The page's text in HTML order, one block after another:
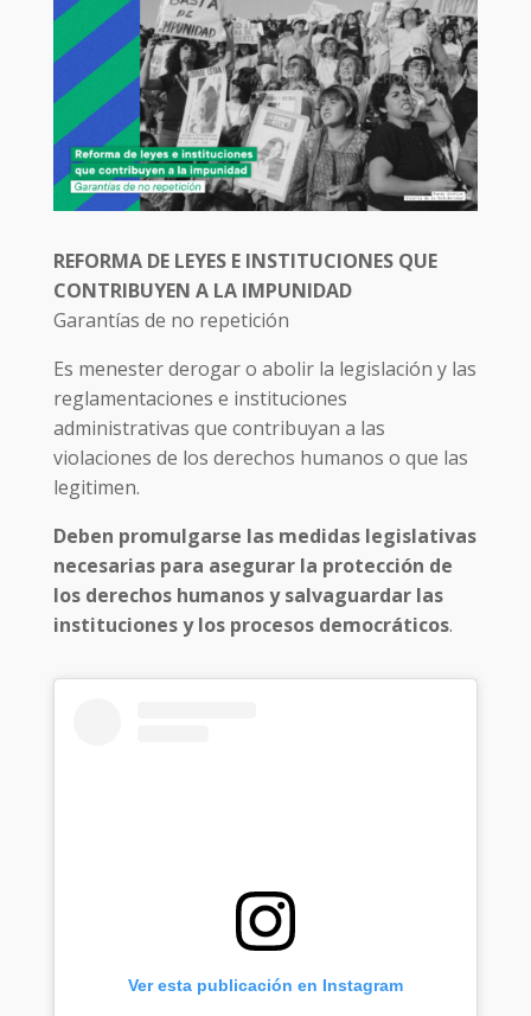
REFORMA DE LEYES E INSTITUCIONES QUE
CONTRIBUYEN A LA IMPUNIDAD
Garantías de no repetición
Es menester derogar o abolir la legislación y las
reglamentaciones e instituciones
administrativas que contribuyan a las
violaciones de los derechos humanos o que las
legitimen.
Deben promulgarse las medidas legislativas
necesarias para asegurar la protección de
los derechos humanos y salvaguardar las
instituciones y los procesos democráticos.
Ver esta publicación en Instagram